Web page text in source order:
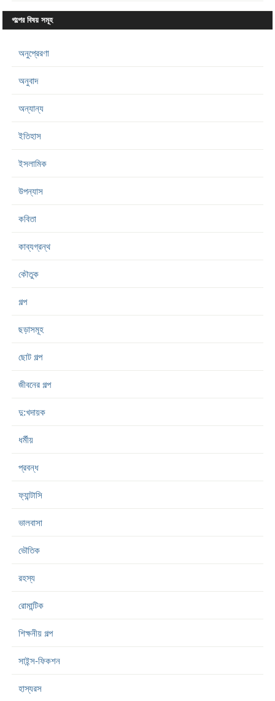
গল্পের বিষয় সমূহ
অনুপ্রেরণা
অনুবাদ
অন্যান্য
ইতিহাস
ইসলামিক
উপন্যাস
কবিতা
কাব্যগ্রন্থ
কৌতুক
গল্প
ছড়াসমূহ
ছোট গল্প
জীবনের গল্প
দু:খদায়ক
ধর্মীয়
প্রবন্ধ
ফ্যান্টাসি
ভালবাসা
ভৌতিক
রহস্য
রোমান্টিক
শিক্ষনীয় গল্প
সাইন্স-ফিকশন
হাস্যরস